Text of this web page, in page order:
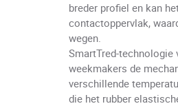
breder profiel en kan
contactoppervlak,
wegen.
SmartTred-
weekmakers de
verschillende
die het rubber